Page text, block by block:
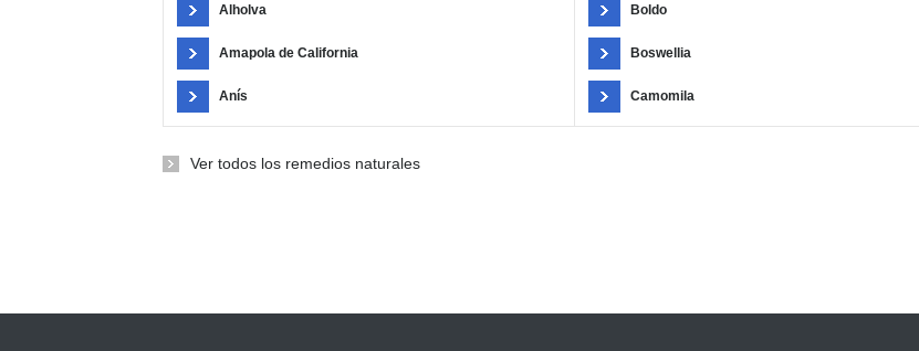
Alholva
Amapola de California
Anís
Boldo
Boswellia
Camomila
Ver todos los remedios naturales